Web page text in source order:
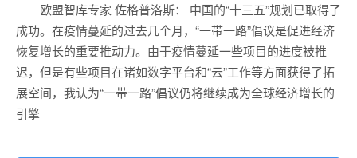
欧盟智库专家 佐格普洛斯： 中国的“十三五”规划已取得了
成功。在疫情蔓延的过去几个月，“一带一路”倡议是促进经济
恢复增长的重要推动力。由于疫情蔓延一些项目的进度被推
迟，但是有些项目在诸如数字平台和“云”工作等方面获得了拓
展空间，我认为“一带一路”倡议仍将继续成为全球经济增长的
引擎